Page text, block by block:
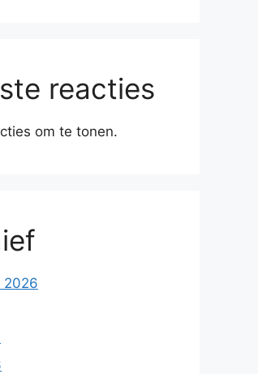
reacties
om te tonen.
2026